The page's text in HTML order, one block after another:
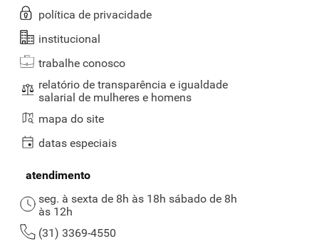
política de privacidade
institucional
trabalhe conosco
relatório de transparência e igualdade
salarial de mulheres e homens
mapa do site
datas especiais
atendimento
seg. à sexta de 8h às 18h sábado de 8h
às 12h
(31) 3369-4550